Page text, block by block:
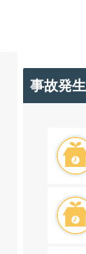
事故発